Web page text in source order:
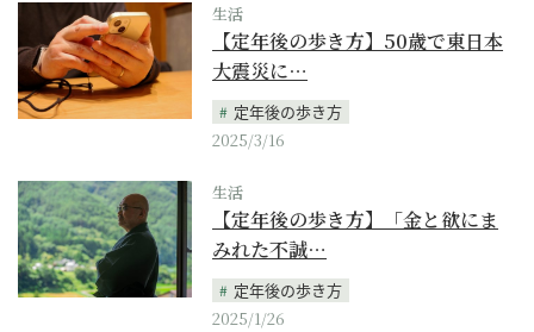
生活
【定年後の歩き方】50歳で東日本
大震災に…
定年後の歩き方
2025/3/16
生活
【定年後の歩き方】「金と欲にま
みれた不誠…
定年後の歩き方
2025/1/26